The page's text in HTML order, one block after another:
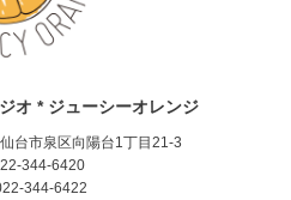
オ * ジューシーオレンジ
台市泉区向陽台1丁目21-3
344-6420
344-6422